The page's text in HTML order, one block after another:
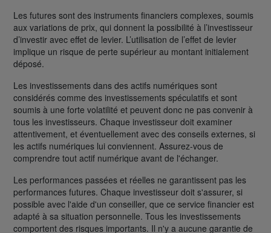
Les futures sont des instruments financiers complexes, soumis
aux variations de prix, qui donnent la possibilité à l’investisseur
d’investir avec effet de levier. L’utilisation de l’effet de levier
implique un risque de perte supérieur au montant initialement
déposé.
Les investissements dans des actifs numériques sont
considérés comme des investissements spéculatifs et sont
soumis à une forte volatilité et peuvent donc ne pas convenir à
tous les investisseurs. Chaque investisseur doit examiner
attentivement, et éventuellement avec des conseils externes, si
les actifs numériques lui conviennent. Assurez-vous de
comprendre tout actif numérique avant de l'échanger.
Les performances passées et réelles ne garantissent pas les
performances futures. Chaque investisseur doit s'assurer, si
possible avec l'aide d'un conseiller, que ce service financier est
adapté à sa situation personnelle. Tous les investissements
comportent des risques importants. Il n'y a aucune garantie de